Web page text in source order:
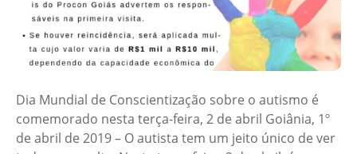
Dia Mundial de Conscientização sobre o autismo é
comemorado nesta terça-feira, 2 de abril Goiânia, 1º
de abril de 2019 – O autista tem um jeito único de ver